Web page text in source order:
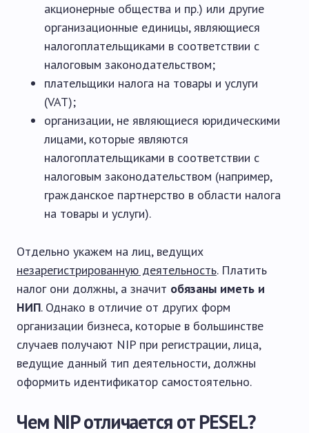
акционерные общества и пр.) или другие
организационные единицы, являющиеся
налогоплательщиками в соответствии с
налоговым законодательством;
плательщики налога на товары и услуги
(VAT);
организации, не являющиеся юридическими
лицами, которые являются
налогоплательщиками в соответствии с
налоговым законодательством (например,
гражданское партнерство в области налога
на товары и услуги).
Отдельно укажем на лиц, ведущих
незарегистрированную деятельность. Платить
налог они должны, а значит обязаны иметь и
НИП. Однако в отличие от других форм
организации бизнеса, которые в большинстве
случаев получают NIP при регистрации, лица,
ведущие данный тип деятельности, должны
оформить идентификатор самостоятельно.
Чем NIP отличается от PESEL?